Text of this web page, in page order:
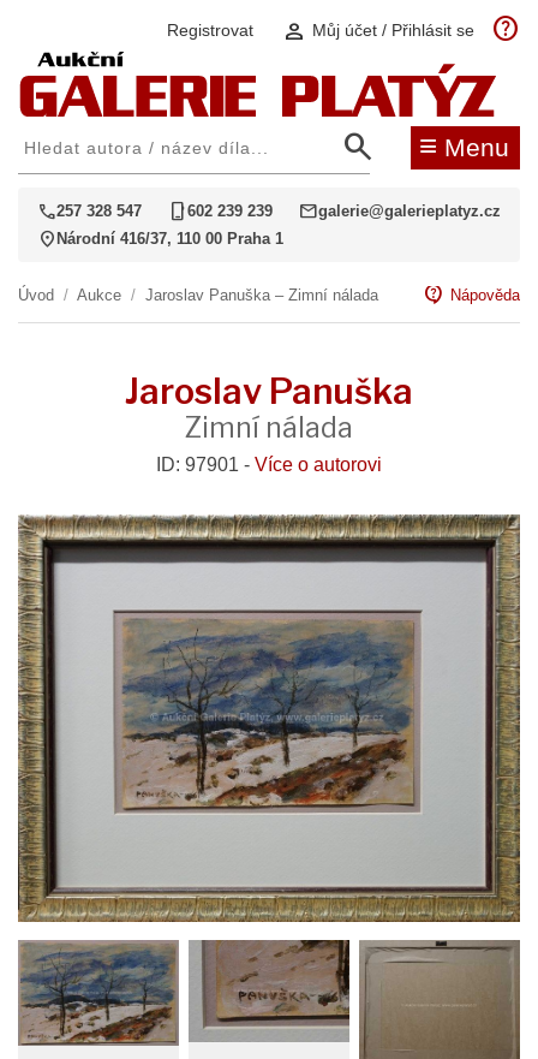
Registrovat person Můj účet / Přihlásit se help
search ≡ Menu
call257 328 547 phone_iphone602 239 239 mailgalerie@galerieplatyz.cz
location_on Národní 416/37, 110 00 Praha 1
Úvod / Aukce / Jaroslav Panuška – Zimní nálada contact_support Nápověda
Jaroslav Panuška
Zimní nálada
ID: 97901 - Více o autorovi